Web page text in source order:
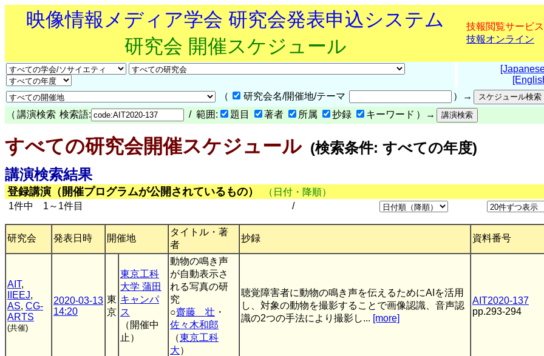
映像情報メディア学会 研究会発表申込システム
研究会 開催スケジュール
技報閲覧サービス
技報オンライン
（
研究会名/開催地/テーマ
）→
（ 講演検索 検索語: / 範囲: 題目 著者 所属 抄録 キーワード ）→
すべての研究会開催スケジュール(検索条件: すべての年度)
講演検索結果
登録講演（開催プログラムが公開されているもの）
（日付・降順）
1件中 1～1件目
/
研究会 発表日時 開催地
タイトル・著
者
抄録 資料番号
AIT,
IIEEJ,
AS, CG-
ARTS
(共催)
2020-03-13
14:20
東
京
東京工科
大学 蒲田
キャンパ
ス
（開催中
止）
動物の鳴き声
が自動表示さ
れる写真の研
究
○齋藤 壮 ・
佐々木和郎
（東京工科
大）
聴覚障害者に動物の鳴き声を伝えるためにAIを活用
し、対象の動物を撮影することで画像認識、音声認
識の2つの手法により撮影し... [more]
AIT2020-137
pp.293-294